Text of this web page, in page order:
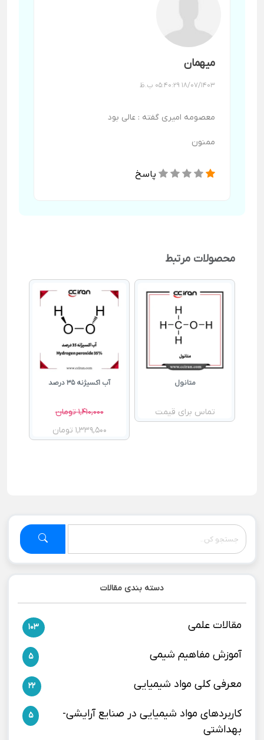
دسته بندی مقالات
مقالات علمی 103
آموزش مفاهیم شیمی 5
معرفی کلی مواد شیمیایی 22
کاربردهای مواد شیمیایی در صنایع آرایشی-
بهداشتی
5
میهمان
18/07/1403 05:40:29 ب.ظ
معصومه امیری گفته : عالی بود
ممنون
پاسخ
محصولات مرتبط
متانول
تماس برای قیمت
آب اکسیژنه 35 درصد
1,410,000 تومان
1,339,500 تومان